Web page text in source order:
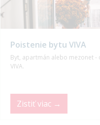
Poistenie bytu VIVA
Byt, apartmán alebo mezonet
VIVA.
Zistiť viac →